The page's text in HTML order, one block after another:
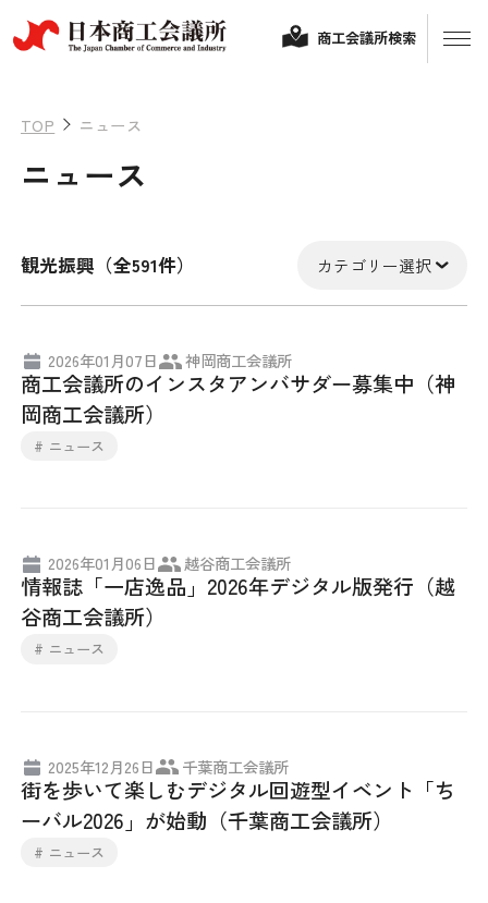
融資制度・補助金
ビジネス交流
その他サービス
会頭コメント
組織概要
役員紹介
委員会・専門委員会
青年部・女性会
商工会議所検索
TOP ニュース
ニュース
観光振興（全591件） カテゴリー選択
2026年01月07日 神岡商工会議所
商工会議所のインスタアンバサダー募集中（神
岡商工会議所）
# ニュース
2026年01月06日 越谷商工会議所
情報誌「一店逸品」2026年デジタル版発行（越
谷商工会議所）
# ニュース
2025年12月26日 千葉商工会議所
街を歩いて楽しむデジタル回遊型イベント「ち
ーバル2026」が始動（千葉商工会議所）
# ニュース